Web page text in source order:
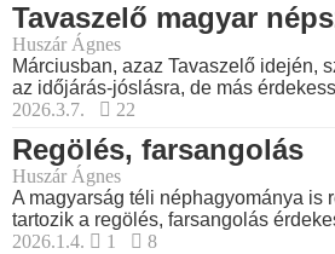
Tavaszelő magyar
Huszár Ágnes
Márciusban, azaz Tavaszelő idején,
az időjárás-jóslásra, de más
2026.3.7.
22
Regölés, farsangolás
Huszár Ágnes
A magyarság téli néphagyománya is
tartozik a regölés, farsangolás
2026.1.4.
1 8